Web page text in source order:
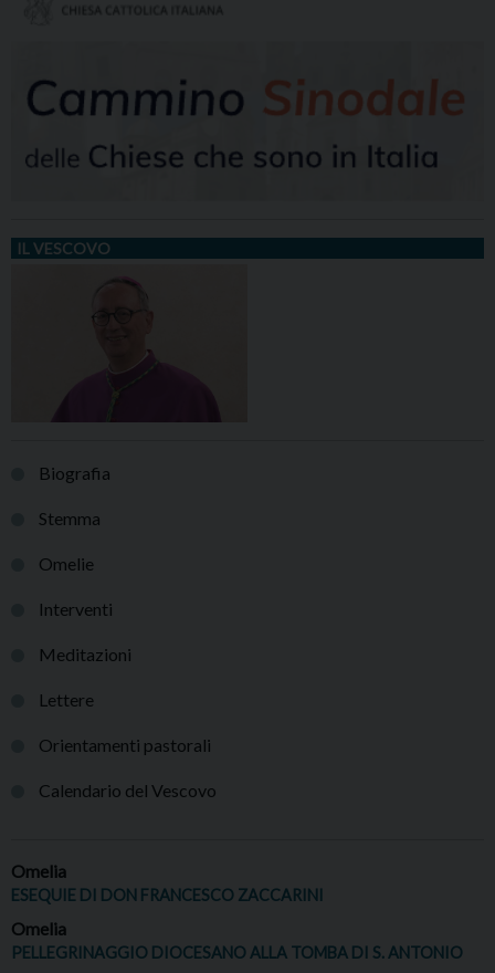
IL VESCOVO
Biografia
Stemma
Omelie
Interventi
Meditazioni
Lettere
Orientamenti pastorali
Calendario del Vescovo
Omelia
ESEQUIE DI DON FRANCESCO ZACCARINI
Omelia
PELLEGRINAGGIO DIOCESANO ALLA TOMBA DI S. ANTONIO